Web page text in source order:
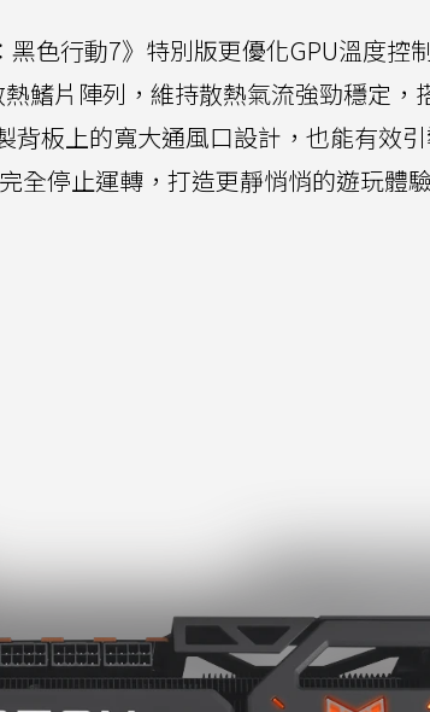
黑色行動7》特別版更優化GPU溫度控
鰭片陣列，維持散熱氣流強勁穩定，
板上的寬大通風口設計，也能有效
全停止運轉，打造更靜悄悄的遊玩體